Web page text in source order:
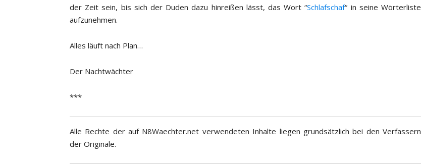
der Zeit sein, bis sich der Duden dazu hinreißen lässt, das Wort “Schlafschaf“ in seine Wörterliste
aufzunehmen.
Alles läuft nach Plan…
Der Nachtwächter
***
Alle Rechte der auf N8Waechter.net verwendeten Inhalte liegen grundsätzlich bei den Verfassern
der Originale.